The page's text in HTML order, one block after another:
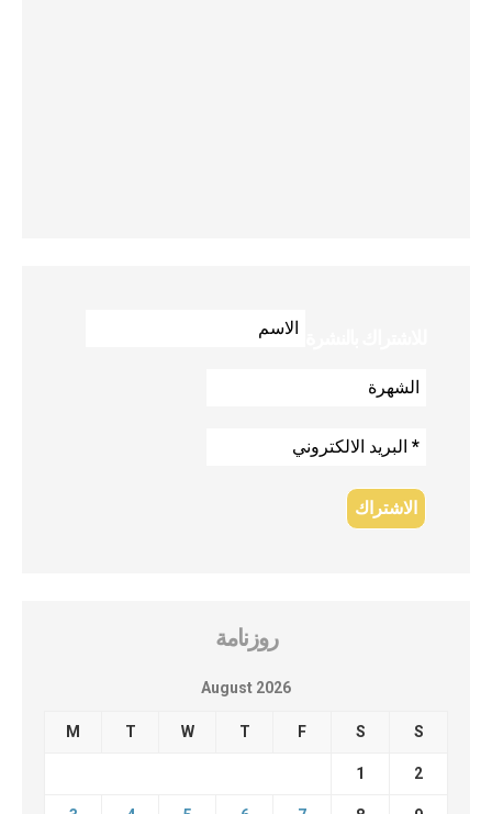
روزنامة
August 2026
M T W T F S S
1 2